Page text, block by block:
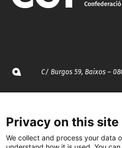
C/ Burgos 59, Baixos –
935 120 481
Privacy on this site
We collect and process your data